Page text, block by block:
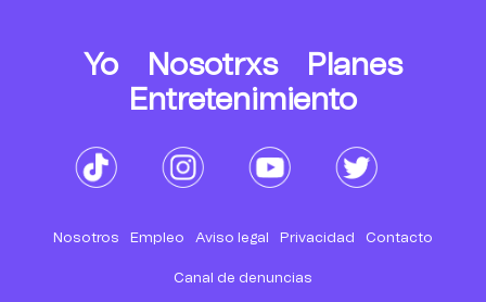
Yo Nosotrxs
Planes
Entretenimiento
Nosotros Empleo Aviso legal Privacidad Contacto
Canal de denuncias